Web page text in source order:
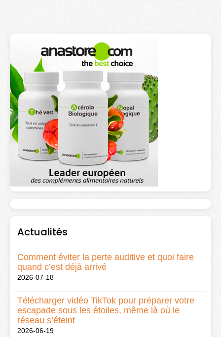
Actualités
Comment éviter la perte auditive et quoi faire
quand c’est déjà arrivé
2026-07-18
Télécharger vidéo TikTok pour préparer votre
escapade sous les étoiles, même là où le
réseau s’éteint
2026-06-19